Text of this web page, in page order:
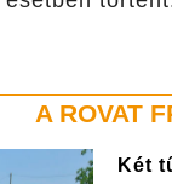
A ROVAT
Két